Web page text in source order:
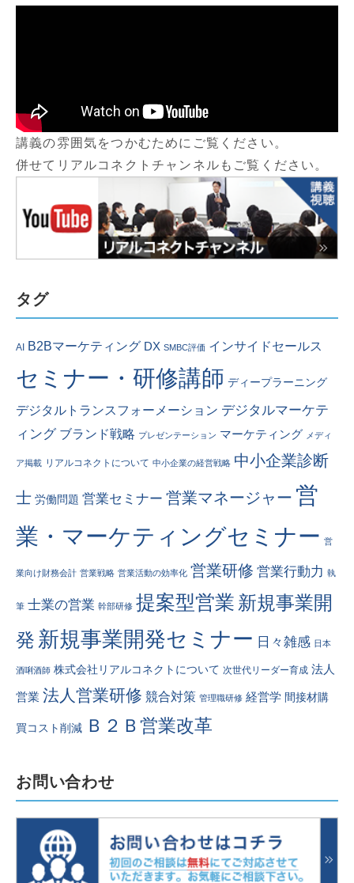
講義の雰囲気をつかむためにご覧ください。
併せてリアルコネクトチャンネルもご覧ください。
タグ
AI B2Bマーケティング DX SMBC評価 インサイドセールス
セミナー・研修講師 ディープラーニング
デジタルトランスフォーメーション デジタルマーケテ
ィング ブランド戦略 プレゼンテーション マーケティング メディ
ア掲載 リアルコネクトについて 中小企業の経営戦略 中小企業診断
士 労働問題 営業セミナー 営業マネージャー 営
業・マーケティングセミナー 営
業向け財務会計 営業戦略 営業活動の効率化 営業研修 営業行動力 執
筆 士業の営業 幹部研修 提案型営業 新規事業開
発 新規事業開発セミナー 日々雑感 日本
酒唎酒師 株式会社リアルコネクトについて 次世代リーダー育成 法人
営業 法人営業研修 競合対策 管理職研修 経営学 間接材購
買コスト削減 Ｂ２Ｂ営業改革
お問い合わせ